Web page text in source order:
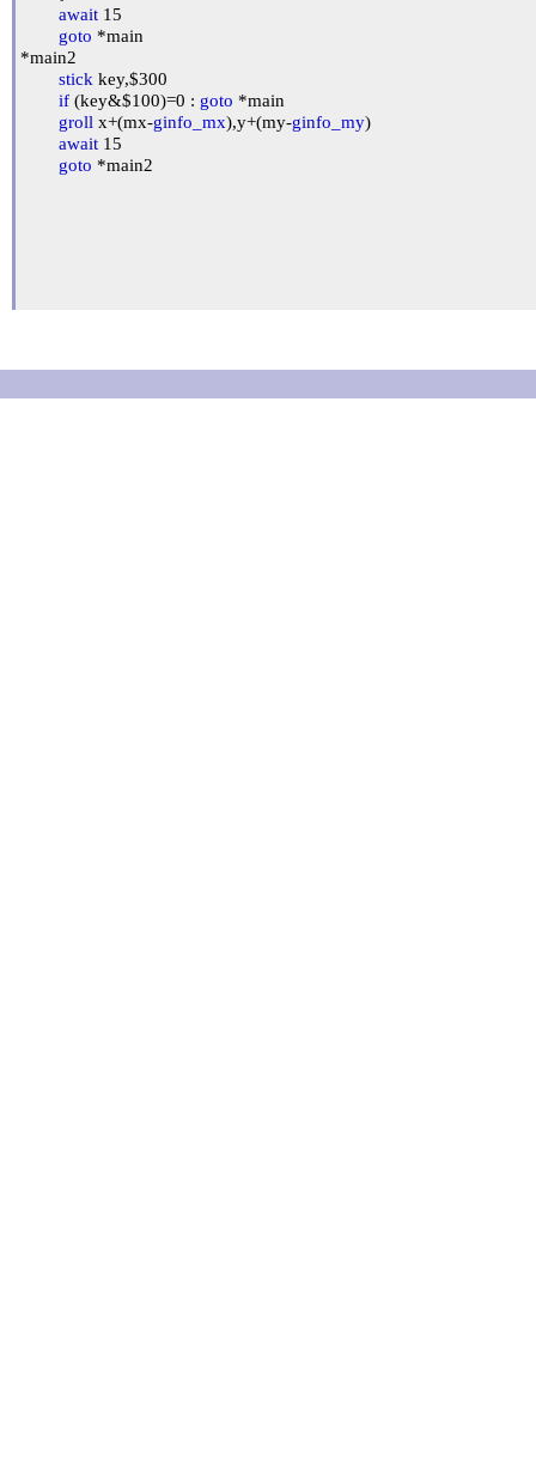
await 15
goto *main
*main2
stick key,$300
if (key&$100)=0 : goto *main
groll x+(mx-ginfo_mx),y+(my-ginfo_my)
await 15
goto *main2